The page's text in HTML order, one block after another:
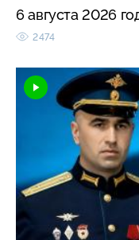
6 августа 2026
2474